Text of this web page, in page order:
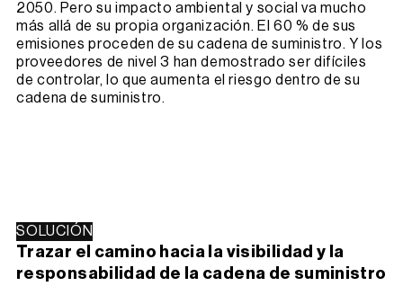
2050. Pero su impacto ambiental y social va mucho
más allá de su propia organización. El 60 % de sus
emisiones proceden de su cadena de suministro. Y los
proveedores de nivel 3 han demostrado ser difíciles
de controlar, lo que aumenta el riesgo dentro de su
cadena de suministro.
SOLUCIÓN
Trazar el camino hacia la visibilidad y la
responsabilidad de la cadena de suministro